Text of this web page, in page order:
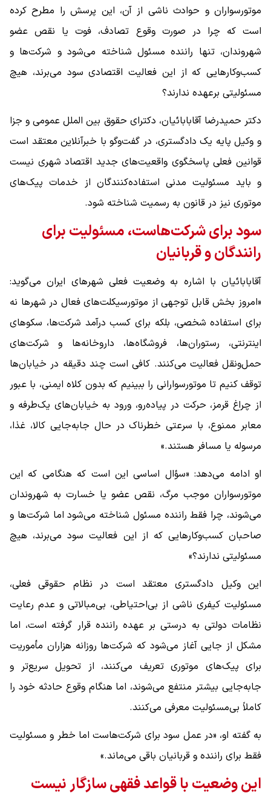
موتورسواران و حوادث ناشی از آن، این پرسش را مطرح کرده
است که چرا در صورت وقوع تصادف، فوت یا نقص عضو
شهروندان، تنها راننده مسئول شناخته می‌شود و شرکت‌ها و
کسب‌وکارهایی که از این فعالیت اقتصادی سود می‌برند، هیچ
مسئولیتی برعهده ندارند؟
دکتر حمیدرضا آقابابائیان، دکترای حقوق بین الملل عمومی و جزا
و وکیل پایه یک دادگستری، در گفت‌وگو با خبرآنلاین معتقد است
قوانین فعلی پاسخگوی واقعیت‌های جدید اقتصاد شهری نیست
و باید مسئولیت مدنی استفاده‌کنندگان از خدمات پیک‌های
موتوری نیز در قانون به رسمیت شناخته شود.
سود برای شرکت‌هاست، مسئولیت برای
رانندگان و قربانیان
آقابابائیان با اشاره به وضعیت فعلی شهرهای ایران می‌گوید:
«امروز بخش قابل توجهی از موتورسیکلت‌های فعال در شهرها نه
برای استفاده شخصی، بلکه برای کسب درآمد شرکت‌ها، سکوهای
اینترنتی، رستوران‌ها، فروشگاه‌ها، داروخانه‌ها و شرکت‌های
حمل‌ونقل فعالیت می‌کنند. کافی است چند دقیقه در خیابان‌ها
توقف کنیم تا موتورسوارانی را ببینیم که بدون کلاه ایمنی، با عبور
از چراغ قرمز، حرکت در پیاده‌رو، ورود به خیابان‌های یک‌طرفه و
معابر ممنوع، با سرعتی خطرناک در حال جابه‌جایی کالا، غذا،
مرسوله یا مسافر هستند.»
او ادامه می‌دهد: «سؤال اساسی این است که هنگامی که این
موتورسواران موجب مرگ، نقص عضو یا خسارت به شهروندان
می‌شوند، چرا فقط راننده مسئول شناخته می‌شود اما شرکت‌ها و
صاحبان کسب‌وکارهایی که از این فعالیت سود می‌برند، هیچ
مسئولیتی ندارند؟»
این وکیل دادگستری معتقد است در نظام حقوقی فعلی،
مسئولیت کیفری ناشی از بی‌احتیاطی، بی‌مبالاتی و عدم رعایت
نظامات دولتی به درستی بر عهده راننده قرار گرفته است، اما
مشکل از جایی آغاز می‌شود که شرکت‌ها روزانه هزاران مأموریت
برای پیک‌های موتوری تعریف می‌کنند، از تحویل سریع‌تر و
جابه‌جایی بیشتر منتفع می‌شوند، اما هنگام وقوع حادثه خود را
کاملاً بی‌مسئولیت معرفی می‌کنند.
به گفته او، «در عمل سود برای شرکت‌هاست اما خطر و مسئولیت
فقط برای راننده و قربانیان باقی می‌ماند.»
این وضعیت با قواعد فقهی سازگار نیست